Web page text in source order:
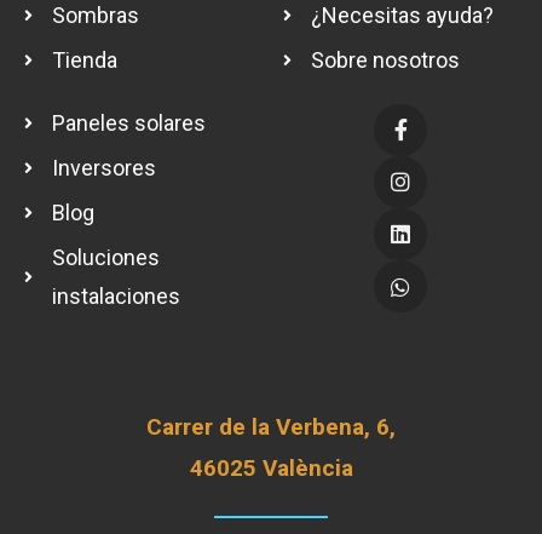
Sombras
Tienda
Paneles solares
Inversores
Blog
Soluciones
instalaciones
¿Necesitas ayuda?
Sobre nosotros
Carrer de la Verbena, 6,
46025 València